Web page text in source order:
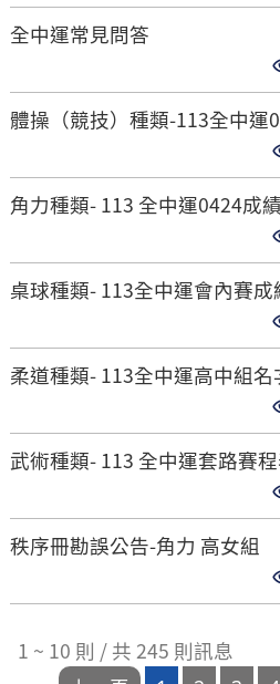
全中運常見問答
體操（競技）種類-113全中運
角力種類- 113 全中運0424成
桌球種類- 113全中運會內賽成
柔道種類- 113全中運高中組名
武術種類- 113 全中運套路賽
秩序冊勘誤公告-角力 高女組
1 ~ 10 則 / 共 245 則訊息